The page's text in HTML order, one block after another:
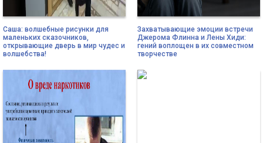
Саша: волшебные рисунки для
маленьких сказочников,
открывающие дверь в мир чудес и
волшебства!
Захватывающие эмоции встречи
Джерома Флинна и Лены Хиди:
гений воплощен в их совместном
творчестве